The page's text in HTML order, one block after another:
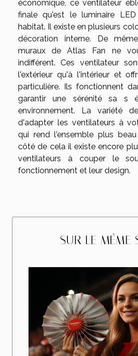
économique, ce ventilateur
finale qu'est le luminaire
habitat. Il existe en plusieurs
décoration interne. De
muraux de Atlas Fan ne
indifférent. Ces ventilateur
l'extérieur qu'à l'intérieur et
particulière. Ils fonctionnent
garantir une sérénité sa s
environnement. La variété
d'adapter les ventilateurs à
qui rend l'ensemble plus
côté de cela il existe encore
ventilateurs à couper le
fonctionnement et leur design.
SUR LE MÊME